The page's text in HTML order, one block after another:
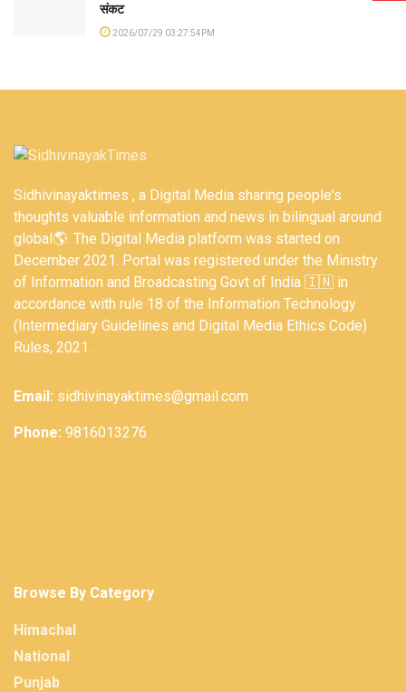
संकट
2026/07/29 03:27:54PM
Sidhivinayaktimes , a Digital Media sharing people's
thoughts valuable information and news in bilingual around
global🌎. The Digital Media platform was started on
December 2021. Portal was registered under the Ministry
of Information and Broadcasting Govt of India 🇮🇳 in
accordance with rule 18 of the Information Technology
(Intermediary Guidelines and Digital Media Ethics Code)
Rules, 2021.
Email: sidhivinayaktimes@gmail.com
Phone: 9816013276
Browse By Category
Himachal
National
Punjab